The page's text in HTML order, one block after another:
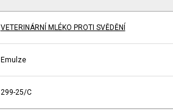
VETERINÁRNÍ MLÉKO PROTI SVĚDĚNÍ
Emulze
299-25/C